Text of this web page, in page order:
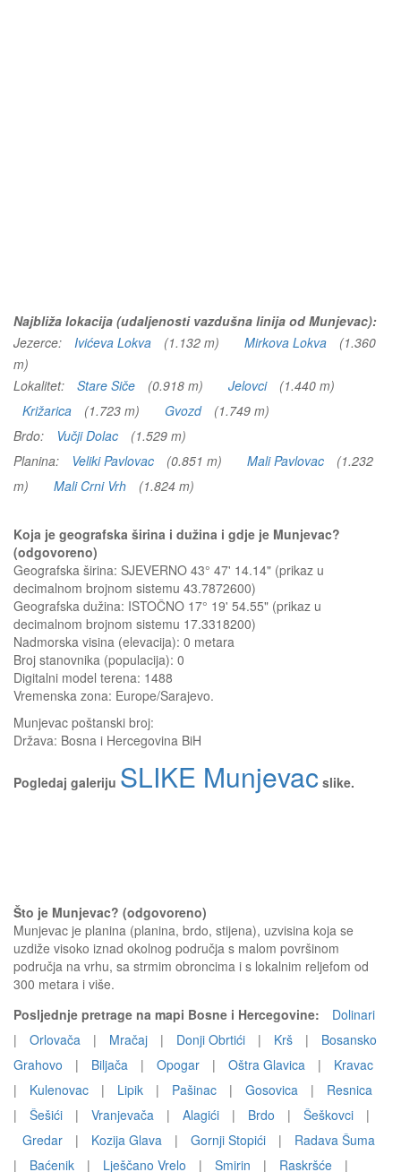
Najbliža lokacija (udaljenosti vazdušna linija od Munjevac):
Jezerce:
Ivićeva Lokva (1.132 m) Mirkova Lokva
(1.360
m)
Lokalitet:
Stare Siče (0.918 m) Jelovci
(1.440 m)
Križarica
(1.723 m) Gvozd
(1.749 m)
Brdo:
Vučji Dolac
(1.529 m)
Planina:
Veliki Pavlovac (0.851 m) Mali Pavlovac
(1.232
m)
Mali Crni Vrh (1.824 m)
Koja je geografska širina i dužina i gdje je Munjevac?
(odgovoreno)
Geografska širina: SJEVERNO 43° 47' 14.14" (prikaz u
decimalnom brojnom sistemu 43.7872600)
Geografska dužina: ISTOČNO 17° 19' 54.55" (prikaz u
decimalnom brojnom sistemu 17.3318200)
Nadmorska visina (elevacija): 0 metara
Broj stanovnika (populacija): 0
Digitalni model terena: 1488
Vremenska zona: Europe/Sarajevo.
Munjevac poštanski broj:
Država: Bosna i Hercegovina BiH
Pogledaj galeriju SLIKE Munjevac slike.
Što je Munjevac? (odgovoreno)
Munjevac je planina (planina, brdo, stijena), uzvisina koja se
uzdiže visoko iznad okolnog područja s malom površinom
područja na vrhu, sa strmim obroncima i s lokalnim reljefom od
300 metara i više.
Posljednje pretrage na mapi Bosne i Hercegovine:
Dolinari
|
Orlovača | Mračaj | Donji Obrtići | Krš |
Bosansko
Grahovo
| Biljača | Opogar | Oštra Glavica |
Kravac
|
Kulenovac | Lipik | Pašinac | Gosovica |
Resnica
|
Šešići | Vranjevača | Alagići | Brdo | Šeškovci
|
Gredar
| Kozija Glava | Gornji Stopići |
Radava Šuma
|
Baćenik | Lješčano Vrelo | Smirin | Raskršće |